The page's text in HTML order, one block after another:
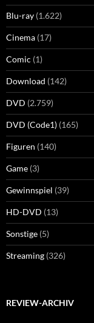
Blu-ray (1.622)
Cinema (17)
Comic (1)
Download (142)
DVD (2.759)
DVD (Code1) (165)
Figuren (140)
Game (3)
Gewinnspiel (39)
HD-DVD (13)
Sonstige (5)
Streaming (326)
REVIEW-ARCHIV